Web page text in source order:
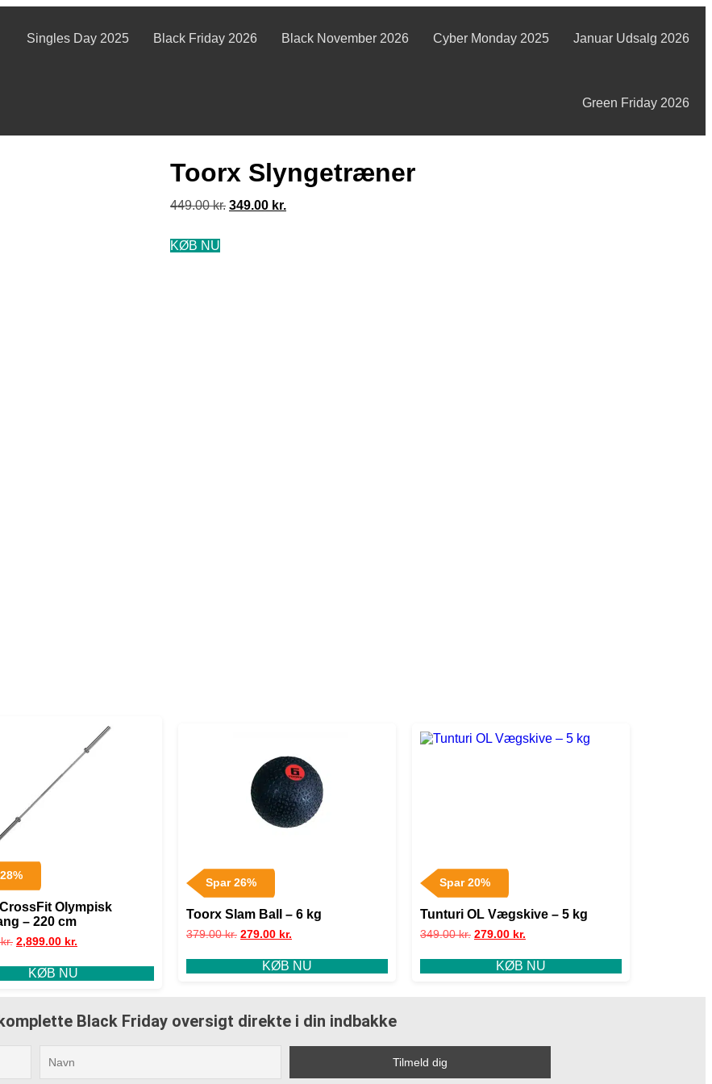
Singles Day 2025 Black Friday 2026 Black November 2026 Cyber Monday 2025 Januar Udsalg 2026
Green Friday 2026
Toorx Slyngetræner
449.00kr. 349.00 kr.
KØB NU
Olympisk
– 220 cm
kr. 2,899.00 kr.
KØB NU
Spar 26%
Toorx Slam Ball – 6 kg
379.00kr. 279.00 kr.
KØB NU
Spar 20%
Tunturi OL Vægskive – 5 kg
349.00kr. 279.00 kr.
KØB NU
Black Friday oversigt direkte i din indbakke